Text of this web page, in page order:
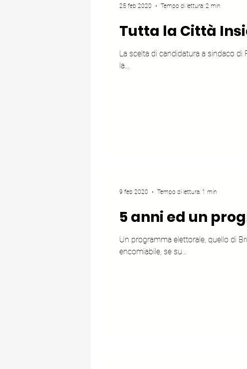
Tutta la Città
La scelta di candidatura a sindaco
la...
25 feb 2020 Tempo di lettura: 2 min
5 anni ed un
Un programma elettorale, quello di
encomiabile, se su...
9 feb 2020 Tempo di lettura: 1 min